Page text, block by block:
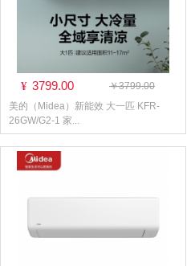
¥ 3799.00
￥3799.00
美的（Midea）新能效 大一匹 KFR-
26GW/G2-1 家...